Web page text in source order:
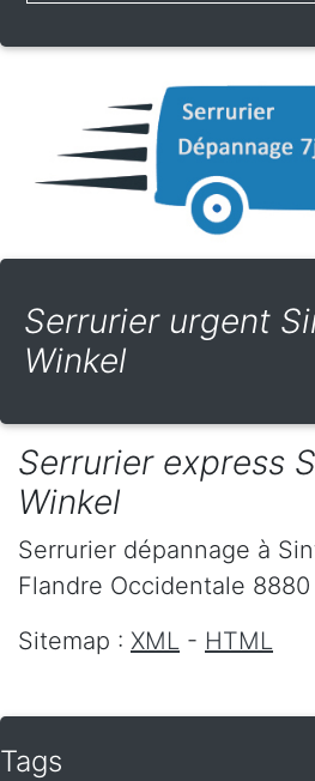
Serrurier urgent
Winkel
Serrurier express
Winkel
Serrurier dépannage à
Flandre Occidentale 8880
Sitemap : XML - HTML
Tags